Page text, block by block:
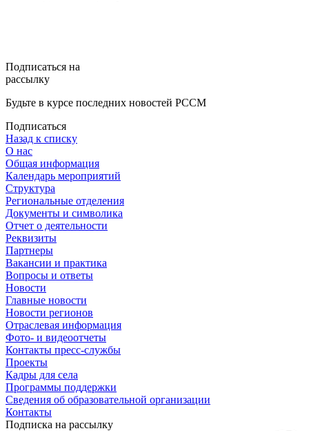
Подписаться на
рассылку
Будьте в курсе последних новостей РССМ
Подписаться
Назад к списку
О нас
Общая информация
Календарь мероприятий
Структура
Региональные отделения
Документы и символика
Отчет о деятельности
Реквизиты
Партнеры
Вакансии и практика
Вопросы и ответы
Новости
Главные новости
Новости регионов
Отраслевая информация
Фото- и видеоотчеты
Контакты пресс-службы
Проекты
Кадры для села
Программы поддержки
Сведения об образовательной организации
Контакты
Подписка на рассылку